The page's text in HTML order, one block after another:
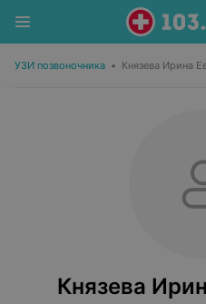
УЗИ позвоночника • Князева Ирина
Князева